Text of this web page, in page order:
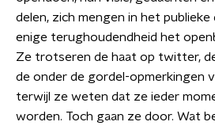
delen, zich mengen in het
enige terughoudendheid het
Ze trotseren de haat op twitter,
de onder de gordel-opmerkingen
terwijl ze weten dat ze ieder
worden. Toch gaan ze door. Wat